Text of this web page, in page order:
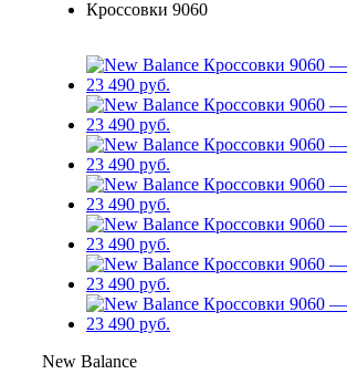
Кроссовки 9060
New Balance